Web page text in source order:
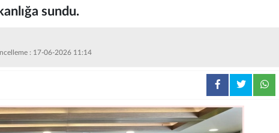
sundu.
: 17-06-2026 11:14